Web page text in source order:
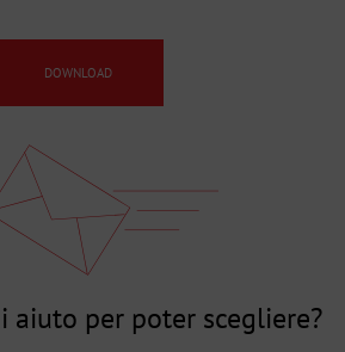
DOWNLOAD
aiuto per poter scegliere?